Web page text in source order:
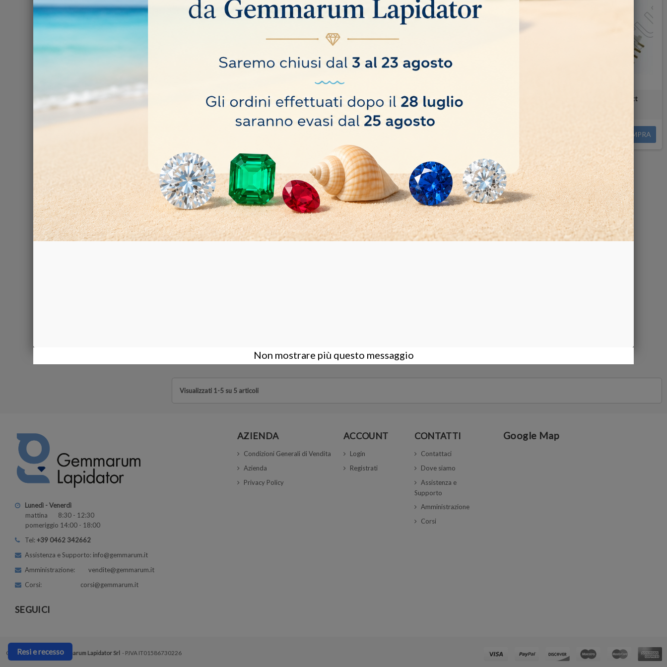
TUBO UV ONDA CORTA 4W TUBO UV LUNGHE 4W TUBO DI RICAMBIO UV-C 9watt
COMPRA
Visualizzati 1-5 su 5 articoli
Lunedì - Venerdì
mattina 8:30 - 12:30
pomeriggio 14:00 - 18:00
Tel:+39 0462 342662
Assistenza e Supporto: info@gemmarum.it
Amministrazione: vendite@gemmarum.it
Corsi: corsi@gemmarum.it
SEGUICI
AZIENDA
Condizioni Generali di Vendita
Azienda
Privacy Policy
ACCOUNT
Login
Registrati
CONTATTI
Contattaci
Dove siamo
Assistenza e
Supporto
Amministrazione
Corsi
Google Map
Copyright © 2026 |Gemmarum Lapidator Srl - P.IVA IT01586730226
Resi e recesso
Non mostrare più questo messaggio